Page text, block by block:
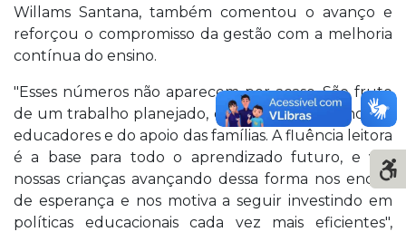
Willams Santana, também comentou o avanço e
reforçou o compromisso da gestão com a melhoria
contínua do ensino.
"Esses números não aparecem por acaso. São fruto
de um trabalho planejado, da dedicação dos nossos
educadores e do apoio das famílias. A fluência leitora
é a base para todo o aprendizado futuro, e ver
nossas crianças avançando dessa forma nos enche
de esperança e nos motiva a seguir investindo em
políticas educacionais cada vez mais eficientes",